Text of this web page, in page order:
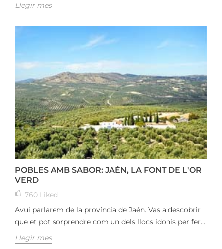
Llegir mes
POBLES AMB SABOR: JAÉN, LA FONT DE L'OR
VERD
760 Liked
Avui parlarem de la província de Jaén. Vas a descobrir
que et pot sorprendre com un dels llocs idonis per fer...
Llegir mes